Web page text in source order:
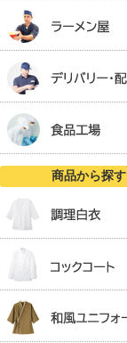
商品から探す